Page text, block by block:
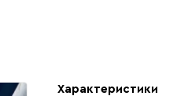
Характеристики